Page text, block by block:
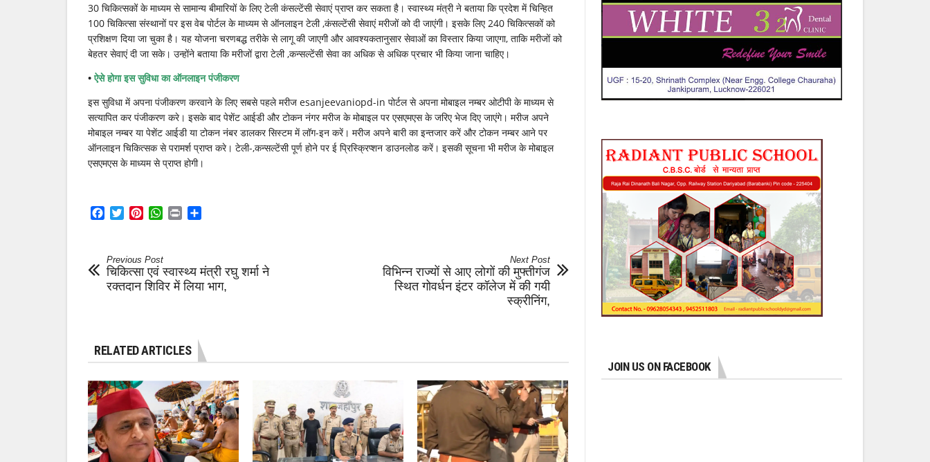
30 चिकित्सकों के माध्यम से सामान्य बीमारियों के लिए टेली कंसल्टेंसी सेवाएं प्राप्त कर सकता है। स्वास्थ्य मंत्री ने बताया कि प्रदेश में चिन्हित
100 चिकित्सा संस्थानों पर इस वेब पोर्टल के माध्यम से ऑनलाइन टेली ,कंसल्टेंसी सेवाएं मरीजों को दी जाएंगी। इसके लिए 240 चिकित्सकों को
प्रशिक्षण दिया जा चुका है। यह योजना चरणबद्ध तरीके से लागू की जाएगी और आवश्यकतानुसार सेवाओं का विस्तार किया जाएगा, ताकि मरीजों को
बेहतर सेवाएं दी जा सके। उन्होंने बताया कि मरीजों द्वारा टेली ,कन्सल्टेंसी सेवा का अधिक से अधिक प्रचार भी किया जाना चाहिए।
•ऐसे होगा इस सुविधा का ऑनलाइन पंजीकरण
इस सुविधा में अपना पंजीकरण करवाने के लिए सबसे पहले मरीज esanjeevaniopd-in पोर्टल से अपना मोबाइल नम्बर ओटीपी के माध्यम से
सत्यापित कर पंजीकरण करे। इसके बाद पेशेंट आईडी और टोकन नंगर मरीज के मोबाइल पर एसएमएस के जरिए भेज दिए जाएंगे। मरीज अपने
मोबाइल नम्बर या पेशेंट आईडी या टोकन नंबर डालकर सिस्टम में लॉग-इन करें। मरीज अपने बारी का इन्तजार करें और टोकन नम्बर आने पर
ऑनलाइन चिकित्सक से परामर्श प्राप्त करे। टेली-,कन्सल्टेंसी पूर्ण होने पर ई प्रिस्क्रिप्शन डाउनलोड करें। इसकी सूचना भी मरीज के मोबाइल
एसएमएस के माध्यम से प्राप्त होगी।
Facebook
TwitterPinterestWhatsApp
Print
Previous Post
चिकित्सा एवं स्वास्थ्य मंत्री रघु शर्मा ने
रक्तदान शिविर में लिया भाग,
Next Post
विभिन्न राज्यों से आए लोगों की मुफ्तीगंज
स्थित गोवर्धन इंटर कॉलेज में की गयी
स्क्रीनिंग,
RELATED ARTICLES
JOIN US ON FACEBOOK